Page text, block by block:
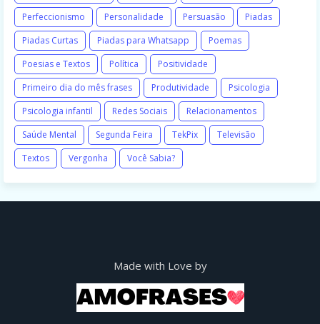
Perfeccionismo
Personalidade Persuasão
Piadas
Piadas Curtas
Piadas para Whatsapp
Poemas
Poesias e Textos
Política
Positividade
Primeiro dia do mês frases
Produtividade
Psicologia
Psicologia infantil
Redes Sociais
Relacionamentos
Saúde Mental
Segunda Feira TekPix
Televisão
Textos
Vergonha Você Sabia?
Made with Love by